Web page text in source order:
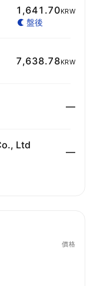
1,641.70KRW
盤後
7,638.78KRW
—
Ltd
—
價格